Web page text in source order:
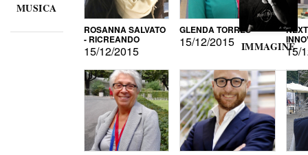
MUSICA
ROSANNA SALVATO
- RICREANDO
15/12/2015
GLENDA TORRES
15/12/2015
15/
IMMAGINE